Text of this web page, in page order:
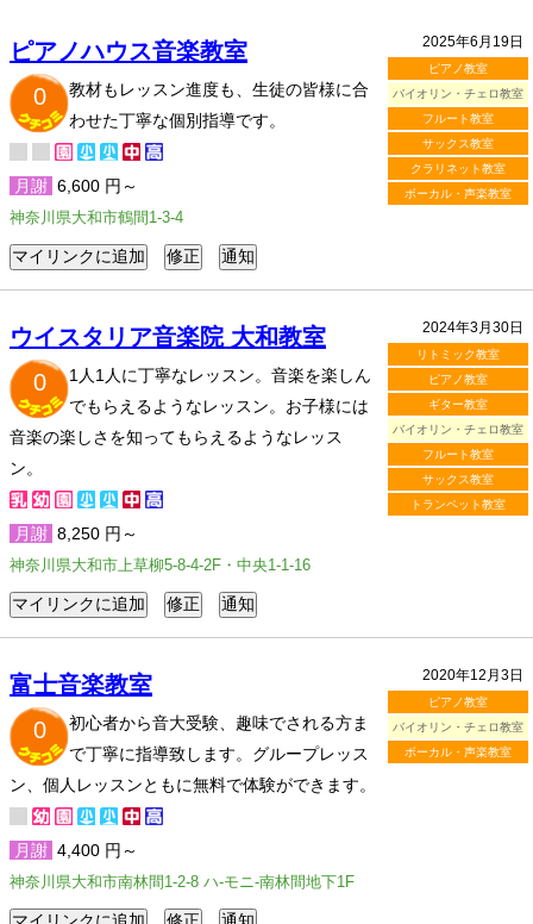
2025年6月19日
ピアノ教室
バイオリン・チェロ教室
フルート教室
サックス教室
クラリネット教室
ボーカル・声楽教室
ピアノハウス音楽教室
0
教材もレッスン進度も、生徒の皆様に合
わせた丁寧な個別指導です。
月謝 6,600 円～
神奈川県大和市鶴間1-3-4
2024年3月30日
リトミック教室
ピアノ教室
ギター教室
バイオリン・チェロ教室
フルート教室
サックス教室
トランペット教室
ウイスタリア音楽院 大和教室
0
1人1人に丁寧なレッスン。音楽を楽しん
でもらえるようなレッスン。お子様には
音楽の楽しさを知ってもらえるようなレッス
ン。
月謝 8,250 円～
神奈川県大和市上草柳5-8-4-2F・中央1-1-16
2020年12月3日
ピアノ教室
バイオリン・チェロ教室
ボーカル・声楽教室
富士音楽教室
0
初心者から音大受験、趣味でされる方ま
で丁寧に指導致します。グループレッス
ン、個人レッスンともに無料で体験ができます。
月謝 4,400 円～
神奈川県大和市南林間1-2-8 ハ-モニ-南林間地下1F